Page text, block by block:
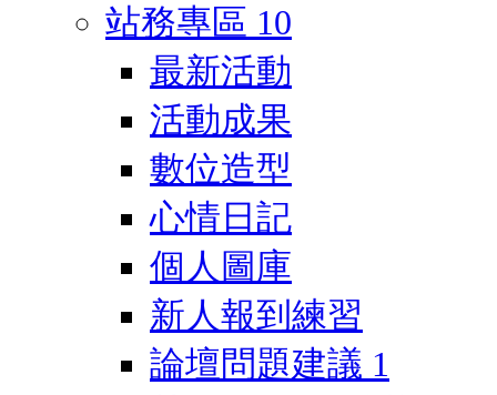
站務專區 10
最新活動
活動成果
數位造型
心情日記
個人圖庫
新人報到練習
論壇問題建議 1